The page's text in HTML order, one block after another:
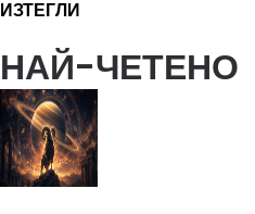
ИЗТЕГЛИ
НАЙ-ЧЕТЕНО